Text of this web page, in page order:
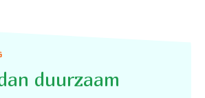
duurzaam